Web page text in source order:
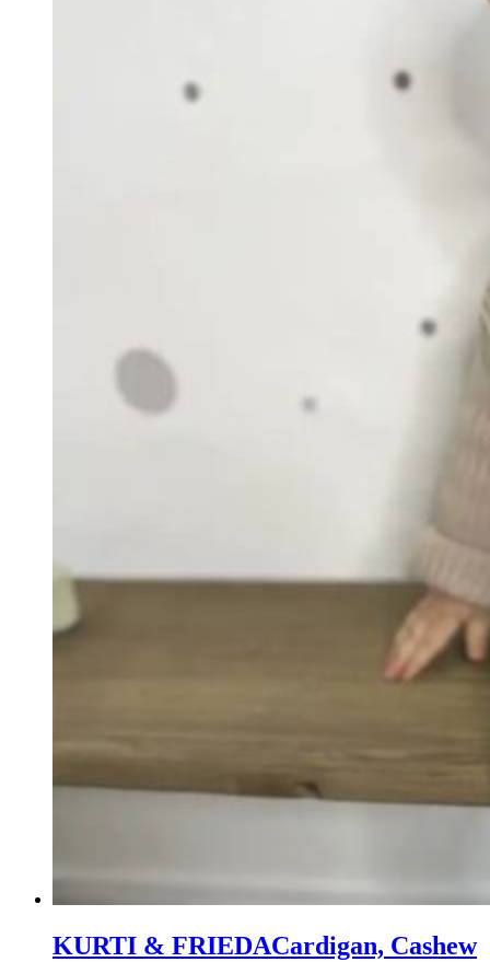
KURTI & FRIEDACardigan, Cashew